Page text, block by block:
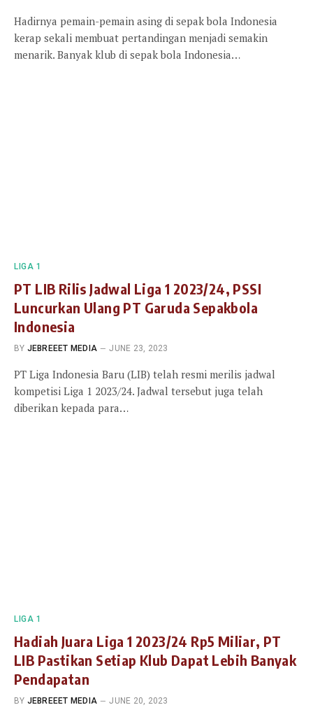
Hadirnya pemain-pemain asing di sepak bola Indonesia
kerap sekali membuat pertandingan menjadi semakin
menarik. Banyak klub di sepak bola Indonesia…
LIGA 1
PT LIB Rilis Jadwal Liga 1 2023/24, PSSI
Luncurkan Ulang PT Garuda Sepakbola
Indonesia
BY JEBREEET MEDIA JUNE 23, 2023
PT Liga Indonesia Baru (LIB) telah resmi merilis jadwal
kompetisi Liga 1 2023/24. Jadwal tersebut juga telah
diberikan kepada para…
LIGA 1
Hadiah Juara Liga 1 2023/24 Rp5 Miliar, PT
LIB Pastikan Setiap Klub Dapat Lebih Banyak
Pendapatan
BY JEBREEET MEDIA JUNE 20, 2023